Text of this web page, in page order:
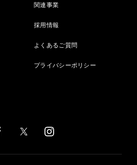
関連事業
採用情報
よくあるご質問
プライバシーポリシー